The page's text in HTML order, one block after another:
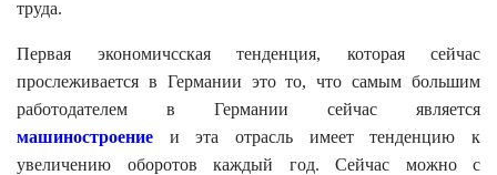
труда.
Первая экономичсская тенденция, которая сейчас
прослеживается в Германии это то, что самым большим
работодателем в Германии сейчас является
машиностроение и эта отрасль имеет тенденцию к
увеличению оборотов каждый год. Сейчас можно с